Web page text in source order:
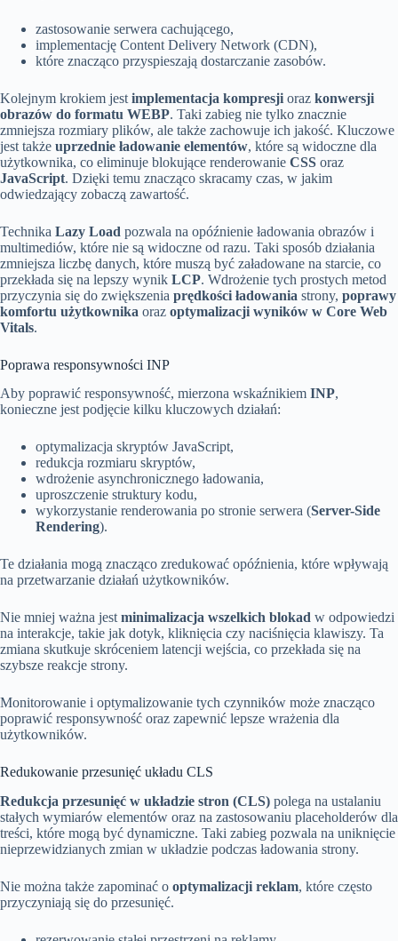
zastosowanie serwera cachującego,
implementację Content Delivery Network (CDN),
które znacząco przyspieszają dostarczanie zasobów.
Kolejnym krokiem jest implementacja kompresji oraz konwersji
obrazów do formatu WEBP. Taki zabieg nie tylko znacznie
zmniejsza rozmiary plików, ale także zachowuje ich jakość. Kluczowe
jest także uprzednie ładowanie elementów, które są widoczne dla
użytkownika, co eliminuje blokujące renderowanie CSS oraz
JavaScript. Dzięki temu znacząco skracamy czas, w jakim
odwiedzający zobaczą zawartość.
Technika Lazy Load pozwala na opóźnienie ładowania obrazów i
multimediów, które nie są widoczne od razu. Taki sposób działania
zmniejsza liczbę danych, które muszą być załadowane na starcie, co
przekłada się na lepszy wynik LCP. Wdrożenie tych prostych metod
przyczynia się do zwiększenia prędkości ładowania strony, poprawy
komfortu użytkownika oraz optymalizacji wyników w Core Web
Vitals.
Poprawa responsywności INP
Aby poprawić responsywność, mierzona wskaźnikiem INP,
konieczne jest podjęcie kilku kluczowych działań:
optymalizacja skryptów JavaScript,
redukcja rozmiaru skryptów,
wdrożenie asynchronicznego ładowania,
uproszczenie struktury kodu,
wykorzystanie renderowania po stronie serwera (Server-Side
Rendering).
Te działania mogą znacząco zredukować opóźnienia, które wpływają
na przetwarzanie działań użytkowników.
Nie mniej ważna jest minimalizacja wszelkich blokad w odpowiedzi
na interakcje, takie jak dotyk, kliknięcia czy naciśnięcia klawiszy. Ta
zmiana skutkuje skróceniem latencji wejścia, co przekłada się na
szybsze reakcje strony.
Monitorowanie i optymalizowanie tych czynników może znacząco
poprawić responsywność oraz zapewnić lepsze wrażenia dla
użytkowników.
Redukowanie przesunięć układu CLS
Redukcja przesunięć w układzie stron (CLS) polega na ustalaniu
stałych wymiarów elementów oraz na zastosowaniu placeholderów dla
treści, które mogą być dynamiczne. Taki zabieg pozwala na uniknięcie
nieprzewidzianych zmian w układzie podczas ładowania strony.
Nie można także zapominać o optymalizacji reklam, które często
przyczyniają się do przesunięć.